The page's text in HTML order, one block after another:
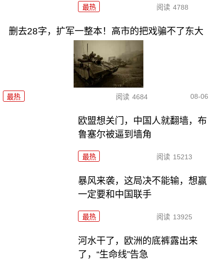
最热 阅读 4788
删去28字，扩军一整本！高市的把戏骗不了东大
最热 阅读 4684 08-06
欧盟想关门，中国人就翻墙，布
鲁塞尔被逼到墙角
最热 阅读 15213
暴风来袭，这局决不能输，想赢
一定要和中国联手
最热 阅读 13925
河水干了，欧洲的底裤露出来
了，“生命线”告急